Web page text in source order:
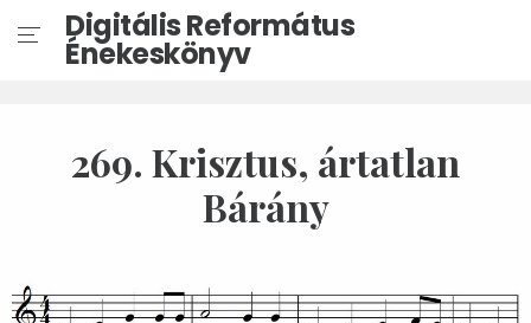
Digitális Református
Énekeskönyv
269. Krisztus, ártatlan
Bárány